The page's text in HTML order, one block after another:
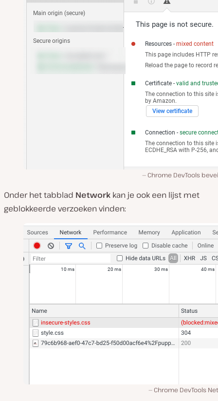
Chrome DevTools
Onder het tabblad Network kan je ook een lijst met
geblokkeerde verzoeken vinden:
Chrome DevTools